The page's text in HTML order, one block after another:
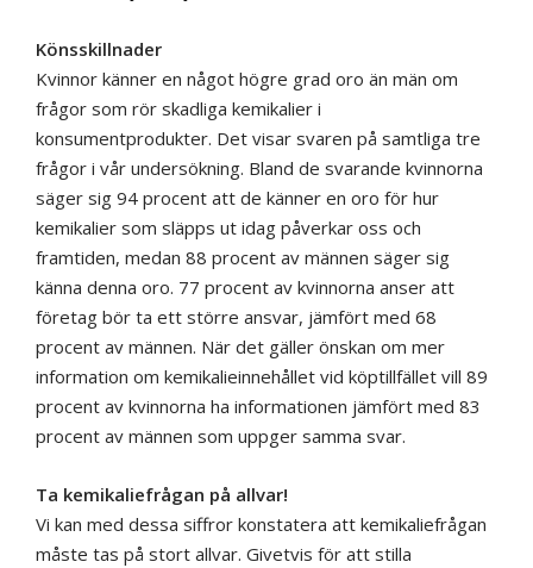
Könsskillnader
Kvinnor känner en något högre grad oro än män om
frågor som rör skadliga kemikalier i
konsumentprodukter. Det visar svaren på samtliga tre
frågor i vår undersökning. Bland de svarande kvinnorna
säger sig 94 procent att de känner en oro för hur
kemikalier som släpps ut idag påverkar oss och
framtiden, medan 88 procent av männen säger sig
känna denna oro. 77 procent av kvinnorna anser att
företag bör ta ett större ansvar, jämfört med 68
procent av männen. När det gäller önskan om mer
information om kemikalieinnehållet vid köptillfället vill 89
procent av kvinnorna ha informationen jämfört med 83
procent av männen som uppger samma svar.
Ta kemikaliefrågan på allvar!
Vi kan med dessa siffror konstatera att kemikaliefrågan
måste tas på stort allvar. Givetvis för att stilla